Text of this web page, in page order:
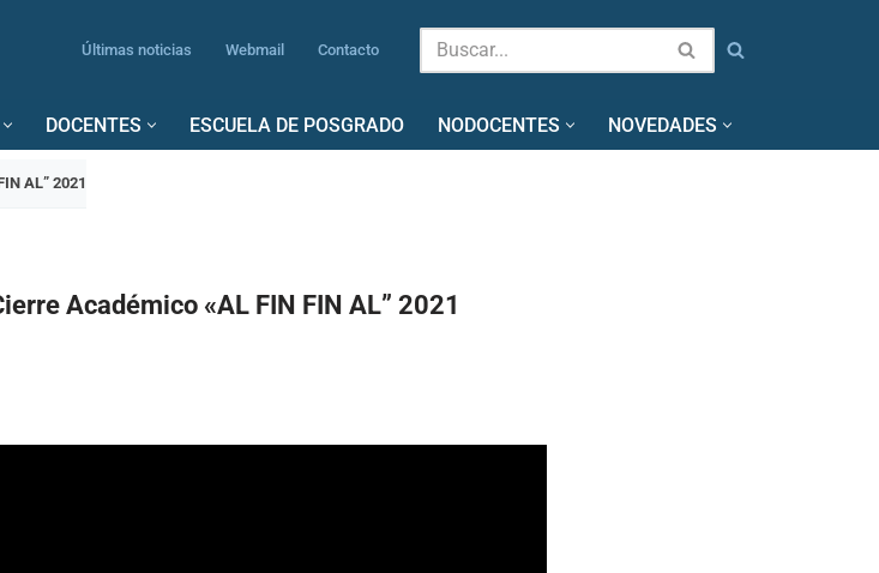
Últimas noticias Webmail Contacto
DOCENTES ESCUELA DE POSGRADO NODOCENTES NOVEDADES
AL” 2021
Académico «AL FIN FIN AL” 2021